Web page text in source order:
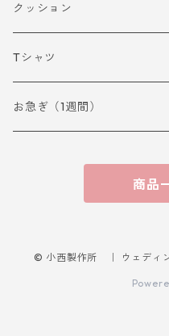
クッション
Tシャツ
お急ぎ（1週間）
商品
© 小西製作所 ｜ ウェディ